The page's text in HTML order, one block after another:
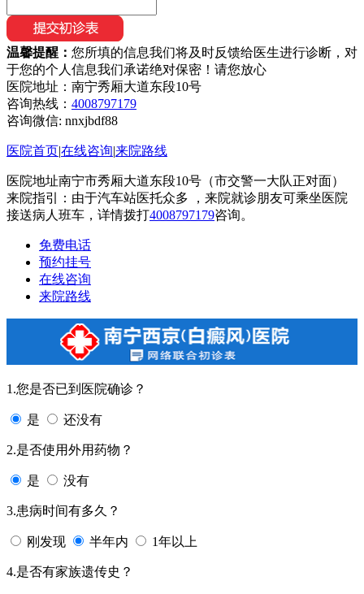
温馨提醒： 您所填的信息我们将及时反馈给医生进行诊断，对
于您的个人信息我们承诺绝对保密！请您放心
医院地址：南宁秀厢大道东段10号
咨询热线： 4008797179
咨询微信: nnxjbdf88
医院首页|在线咨询|来院路线
医院地址南宁市秀厢大道东段10号（市交警一大队正对面）
来院指引：由于汽车站医托众多 ，来院就诊朋友可乘坐医院
接送病人班车，详情拨打4008797179咨询。
免费电话
预约挂号
在线咨询
来院路线
1.您是否已到医院确诊？
是 还没有
2.是否使用外用药物？
是 没有
3.患病时间有多久？
刚发现 半年内 1年以上
4.是否有家族遗传史？